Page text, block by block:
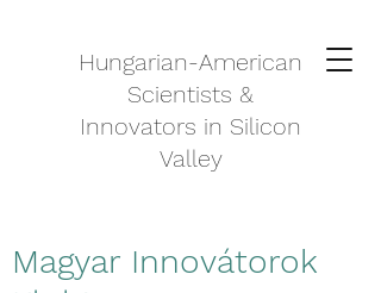
Hungarian-American
Scientists &
Innovators in Silicon
Valley
Magyar Innovátorok